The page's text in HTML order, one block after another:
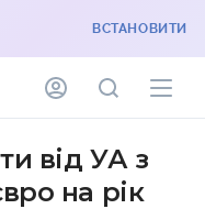
ВСТАНОВИТИ
від УА з
на рік